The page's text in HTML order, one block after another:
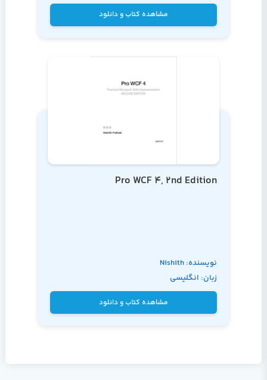
مشاهده کتاب و دانلود
Pro WCF 4, 2nd Edition
نویسنده: Nishith
Pathak
زبان: انگلیسی
مشاهده کتاب و دانلود